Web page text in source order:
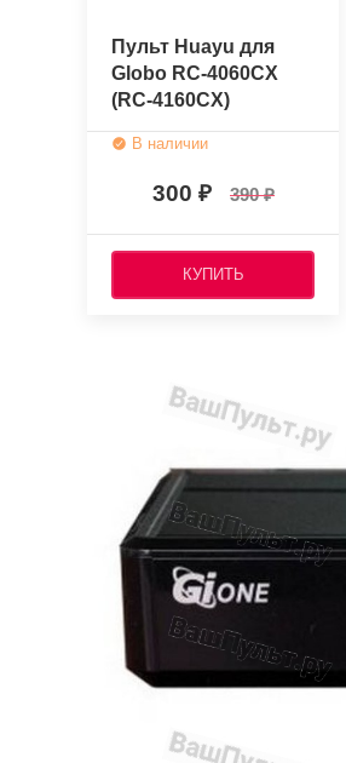
Пульт Huayu для
Globo RC-4060CX
(RC-4160CX)
В наличии
300 390
КУПИТЬ